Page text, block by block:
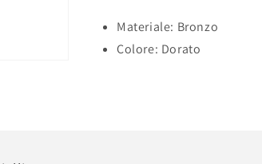
Materiale: Bronzo
Colore: Dorato